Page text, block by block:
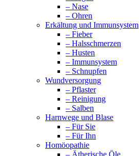
– Nase
– Ohren
Erkältung und Immunsystem
– Fieber
– Halsschmerzen
– Husten
– Immunsystem
– Schnupfen
Wundversorgung
– Pflaster
– Reinigung
– Salben
Harnwege und Blase
– Für Sie
– Für Ihn
Homöopathie
– Ätherische Öle